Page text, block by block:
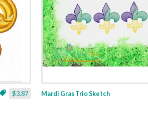
$3.87 Mardi Gras Trio Sketch